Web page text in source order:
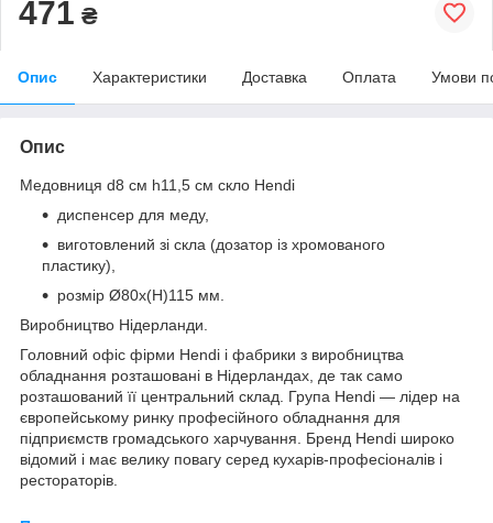
471 ₴
Опис Характеристики Доставка Оплата Умови
Опис
Медовниця d8 см h11,5 см скло Hendi
диспенсер для меду,
виготовлений зі скла (дозатор із хромованого
пластику),
розмір Ø80x(H)115 мм.
Виробництво Нідерланди.
Головний офіс фірми Hendi і фабрики з виробництва
обладнання розташовані в Нідерландах, де так само
розташований її центральний склад. Група Hendi — лідер на
європейському ринку професійного обладнання для
підприємств громадського харчування. Бренд Hendi широко
відомий і має велику повагу серед кухарів-професіоналів і
рестораторів.